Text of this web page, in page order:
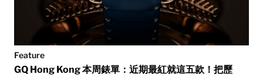
Feature
GQ Hong Kong 本周錶單：近期最紅就這五款！把歷